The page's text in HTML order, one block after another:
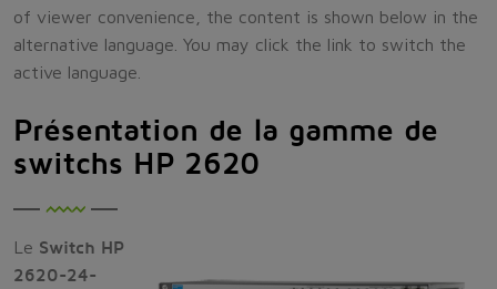
of viewer convenience, the content is shown below in the
alternative language. You may click the link to switch the
active language.
Présentation de la gamme de
switchs HP 2620
Le Switch HP
2620-24-